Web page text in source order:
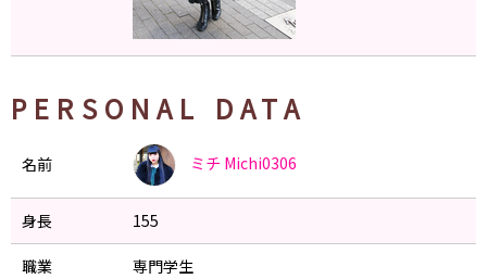
PERSONAL DATA
名前 ミチ Michi0306
身長 155
職業 専門学生